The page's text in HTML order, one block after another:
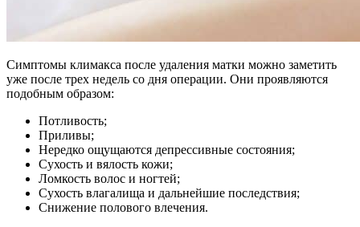
Симптомы климакса после удаления матки можно заметить
уже после трех недель со дня операции. Они проявляются
подобным образом:
Потливость;
Приливы;
Нередко ощущаются депрессивные состояния;
Сухость и вялость кожи;
Ломкость волос и ногтей;
Сухость влагалища и дальнейшие последствия;
Снижение полового влечения.